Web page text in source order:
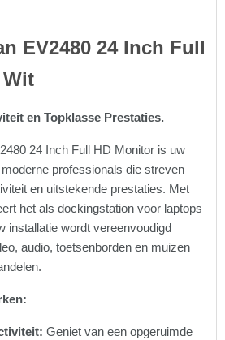
EV2480 24 Inch Full
en Topklasse Prestaties.
24 Inch Full HD Monitor is uw
professionals die streven
en uitstekende prestaties. Met
het als dockingstation voor laptops
installatie wordt vereenvoudigd
audio, toetsenborden en muizen
Geniet van een opgeruimde